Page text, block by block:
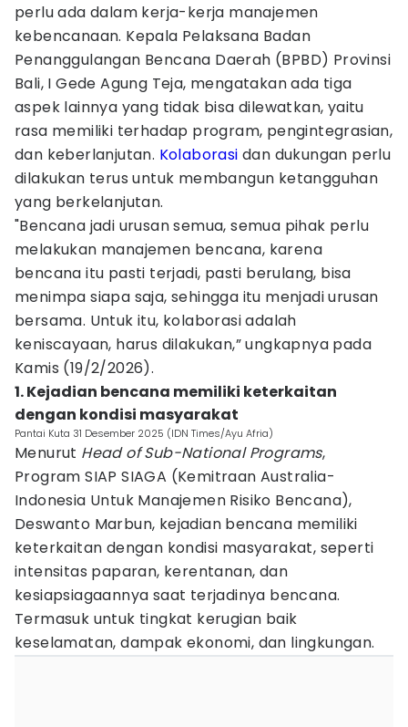
perlu ada dalam kerja-kerja manajemen
kebencanaan. Kepala Pelaksana Badan
Penanggulangan Bencana Daerah (BPBD) Provinsi
Bali, I Gede Agung Teja, mengatakan ada tiga
aspek lainnya yang tidak bisa dilewatkan, yaitu
rasa memiliki terhadap program, pengintegrasian,
dan keberlanjutan. Kolaborasi dan dukungan perlu
dilakukan terus untuk membangun ketangguhan
yang berkelanjutan.
"Bencana jadi urusan semua, semua pihak perlu
melakukan manajemen bencana, karena
bencana itu pasti terjadi, pasti berulang, bisa
menimpa siapa saja, sehingga itu menjadi urusan
bersama. Untuk itu, kolaborasi adalah
keniscayaan, harus dilakukan,” ungkapnya pada
Kamis (19/2/2026).
1. Kejadian bencana memiliki keterkaitan
dengan kondisi masyarakat
Pantai Kuta 31 Desember 2025 (IDN Times/Ayu Afria)
Menurut Head of Sub-National Programs,
Program SIAP SIAGA (Kemitraan Australia-
Indonesia Untuk Manajemen Risiko Bencana),
Deswanto Marbun, kejadian bencana memiliki
keterkaitan dengan kondisi masyarakat, seperti
intensitas paparan, kerentanan, dan
kesiapsiagaannya saat terjadinya bencana.
Termasuk untuk tingkat kerugian baik
keselamatan, dampak ekonomi, dan lingkungan.